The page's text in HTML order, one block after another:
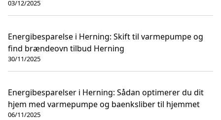
03/12/2025
Energibesparelse i Herning: Skift til varmepumpe og
find brændeovn tilbud Herning
30/11/2025
Energibesparelser i Herning: Sådan optimerer du dit
hjem med varmepumpe og baenksliber til hjemmet
06/11/2025